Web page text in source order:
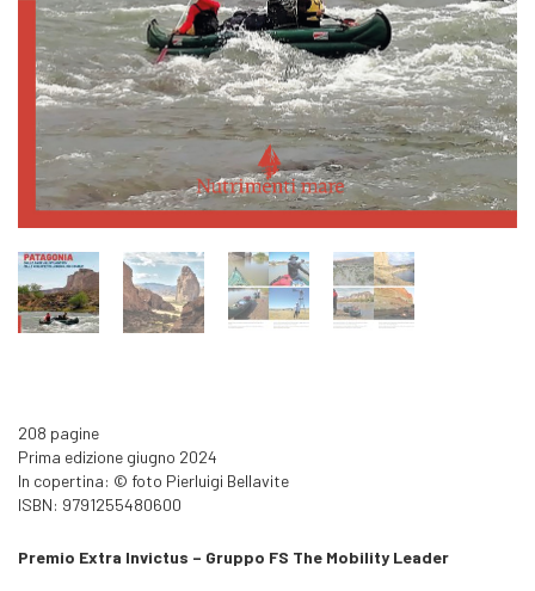
208 pagine
Prima edizione giugno 2024
In copertina: © foto Pierluigi Bellavite
ISBN: 9791255480600
Premio Extra Invictus – Gruppo FS The Mobility Leader